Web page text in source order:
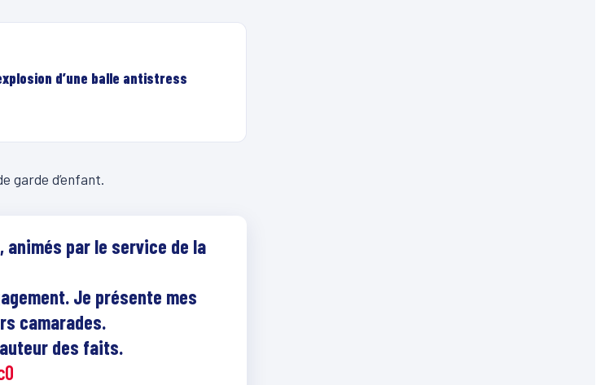
d’une balle antistress
garde d’enfant.
par le service de la
Je présente mes
camarades.
des faits.